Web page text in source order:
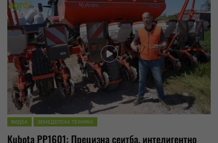
ВИДЕА ЗЕМЕДЕЛСКА ТЕХНИКА
Kubota PP1601: Прецизна сеитба, интелигентно